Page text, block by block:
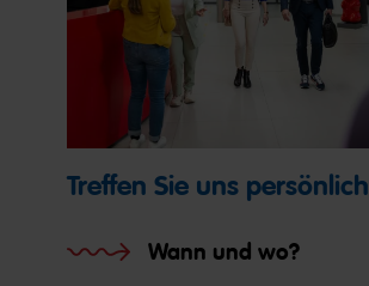
Treffen Sie uns persönlich
Wann und wo?